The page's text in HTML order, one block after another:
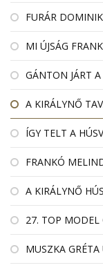
FURÁR
MI ÚJSÁG
GÁNTON JÁRT
A KIRÁLYNŐ
ÍGY TELT A
FRANKÓ
A KIRÁLYNŐ
27. TOP MODEL
MUSZKA GRÉTA